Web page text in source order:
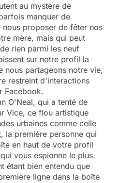
au mystère de
manquer de
proposer de fêter nos
mère, mais qui peut
rien parmi les neuf
sur notre profil la
nous partageons notre vie,
restreint d'interactions
Facebook.
O'Neal, qui a tenté de
Vice, ce flou artistique
urbaines comme celle
la première personne qui
en haut de votre profil
vous espionne le plus.
étant bien entendu que
ligne dans la boîte